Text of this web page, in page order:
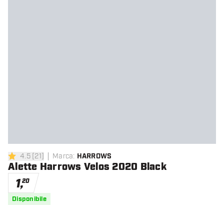
4.5 stelle di valutazione
4.5[21] Marca: HARROWS
Alette Harrows Velos 2020 Black
1,20
Disponibile